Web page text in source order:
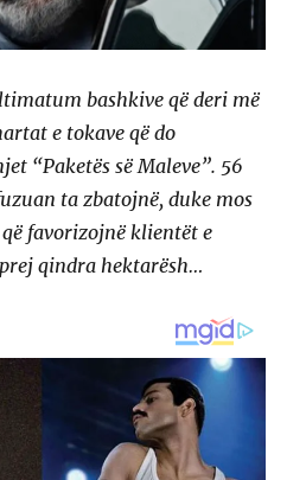
bashkive që deri më
e tokave që do
“Paketës së Maleve”. 56
ta zbatojnë, duke mos
favorizojnë klientët e
qindra hektarësh…